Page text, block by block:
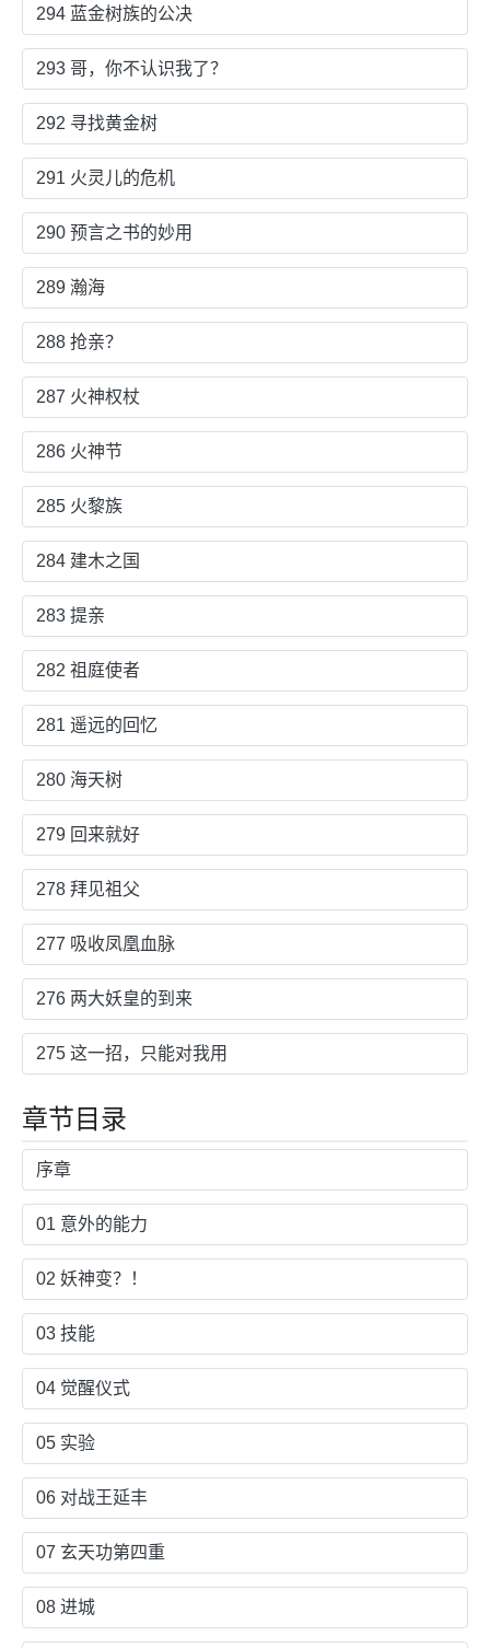
294 蓝金树族的公决
293 哥，你不认识我了？
292 寻找黄金树
291 火灵儿的危机
290 预言之书的妙用
289 瀚海
288 抢亲？
287 火神权杖
286 火神节
285 火黎族
284 建木之国
283 提亲
282 祖庭使者
281 遥远的回忆
280 海天树
279 回来就好
278 拜见祖父
277 吸收凤凰血脉
276 两大妖皇的到来
275 这一招，只能对我用
章节目录
序章
01 意外的能力
02 妖神变？！
03 技能
04 觉醒仪式
05 实验
06 对战王延丰
07 玄天功第四重
08 进城